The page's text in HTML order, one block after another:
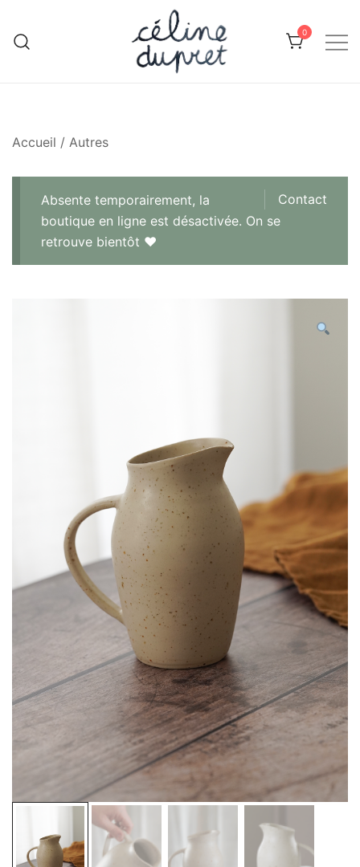
content
0
Accueil / Autres
Contact
Absente temporairement, la
boutique en ligne est désactivée. On se
retrouve bientôt ♥